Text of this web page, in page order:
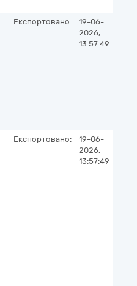
Експортовано:
19-06-
2026,
13:57:49
Експортовано:
19-06-
2026,
13:57:49